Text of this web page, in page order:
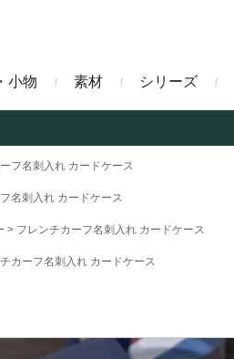
トートバッグ
小物
ミドルウォレット
コードバン財布
素材 シリーズ
エレファント
グレイン
フ名刺入れ カードケース
名刺入れ カードケース
フレンチカーフ名刺入れ カードケース
カーフ名刺入れ カードケース